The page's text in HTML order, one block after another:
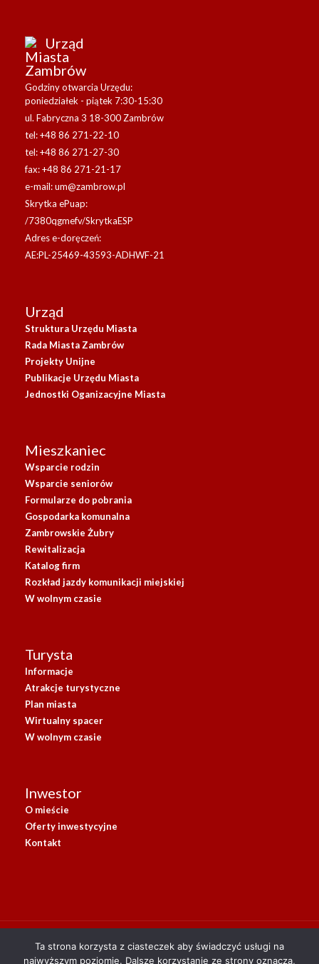
Urząd
Miasta
Zambrów
Godziny otwarcia Urzędu:
poniedziałek - piątek 7:30-15:30
ul. Fabryczna 3 18-300 Zambrów
tel: +48 86 271-22-10
tel: +48 86 271-27-30
fax: +48 86 271-21-17
e-mail:um@zambrow.pl
Skrytka ePuap:
/7380qgmefv/SkrytkaESP
Adres e-doręczeń:
AE:PL-25469-43593-ADHWF-21
Urząd
Struktura Urzędu Miasta
Rada Miasta Zambrów
Projekty Unijne
Publikacje Urzędu Miasta
Jednostki Oganizacyjne Miasta
Mieszkaniec
Wsparcie rodzin
Wsparcie seniorów
Formularze do pobrania
Gospodarka komunalna
Zambrowskie Żubry
Rewitalizacja
Katalog firm
Rozkład jazdy komunikacji miejskiej
W wolnym czasie
Turysta
Informacje
Atrakcje turystyczne
Plan miasta
Wirtualny spacer
W wolnym czasie
Inwestor
O mieście
Oferty inwestycyjne
Kontakt
Bank Spółdzielczy w Zambrowie: 67 8775 0009 0010 0101
Ta strona korzysta z ciasteczek aby świadczyć usługi na
najwyższym poziomie. Dalsze korzystanie ze strony oznacza,